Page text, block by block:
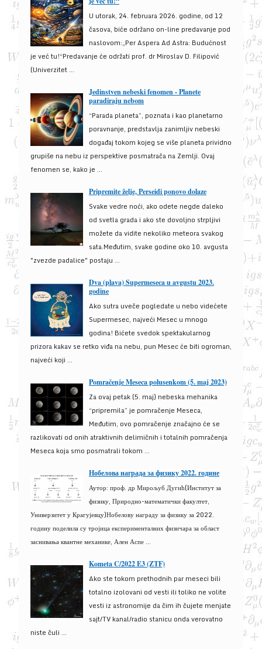
U utorak, 24. februara 2026. godine, od 12
časova, biće održano on-line predavanje pod
naslovom:„Per Aspera Ad Astra: Budućnost
je već tu!“Predavanje će održati prof. dr Miroslav D. Filipović
(Univerzitet ...
Jedinstven nebeski fenomen - Planete
paradiraju nebom
“Parada planeta”, poznata i kao planetarno
poravnanje, predstavlja zanimljiv nebeski
događaj tokom kojeg se više planeta prividno
grupiše na nebu iz perspektive posmatrača na Zemlji. Ovaj
fenomen se, kako je ...
Pripremite želje, Perseidi ponovo dolaze
Svake vedre noći, ako odete negde daleko
od svetla grada i ako ste dovoljno strpljivi
možete da vidite nekoliko meteora svakog
sata.Međutim, svake godine oko 10. avgusta
"zvezde padalice" postaju ...
Dva (plava) Supermeseca u avgustu 2023.
godine
Ako sutra uveče pogledate u nebo videćete
Supermesec, najveći Mesec u mnogo
godina! Bićete svedok spektakularnog
prizora kakav se retko viđa na nebu, pun Mesec će biti ogroman,
najveći koji ...
Pomračenje Meseca polusenkom (5. maj 2023)
Za ovaj petak (5. maj) nebeska mehanika
“pripremila” je pomračenje Meseca,
Međutim, ovo pomračenje značajno će se
razlikovati od onih atraktivnih delimičnih i totalnih pomračenja
Meseca koja smo posmatrali tokom ...
Нобелова награда за физику 2022. године
Аутор: проф. др Мирољуб Дугић(Институт за
физику, Природно-математички факултет,
Универзитет у Крагујевцу)Нобелову награду за физику за 2022.
годину поделила су тројица експерименталних физичара за област
заснивања квантне механике, Ален Аспе ...
Kometa C/2022 E3 (ZTF)
Ako ste tokom prethodnih par meseci bili
totalno izolovani od vesti ili toliko ne volite
vesti iz astronomije da čim ih čujete menjate
sajt/TV kanal/radio stanicu onda verovatno
niste čuli ...